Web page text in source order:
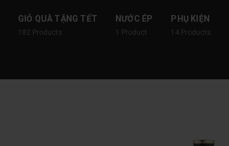
GIỎ QUÀ TẶNG TẾT
182 Products
NƯỚC ÉP
1 Product
PHỤ KIỆN
14 Products